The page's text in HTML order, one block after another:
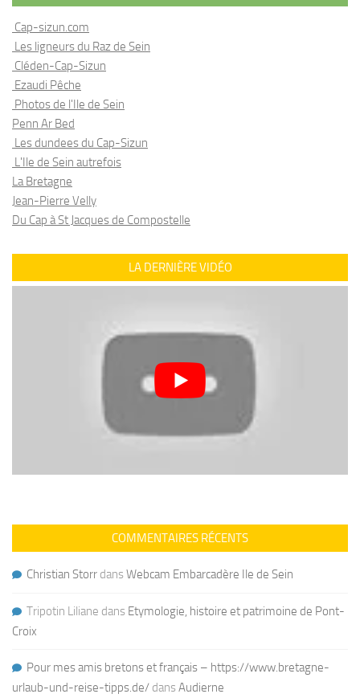
Cap-sizun.com
Les ligneurs du Raz de Sein
Cléden-Cap-Sizun
Ezaudi Pêche
Photos de l'Ile de Sein
Penn Ar Bed
Les dundees du Cap-Sizun
L'Ile de Sein autrefois
La Bretagne
Jean-Pierre Velly
Du Cap à St Jacques de Compostelle
LA DERNIÈRE VIDÉO
COMMENTAIRES RÉCENTS
Christian Storr dans Webcam Embarcadère Ile de Sein
Tripotin Liliane dans Etymologie, histoire et patrimoine de Pont-
Croix
Pour mes amis bretons et français – https://www.bretagne-
urlaub-und-reise-tipps.de/ dans Audierne